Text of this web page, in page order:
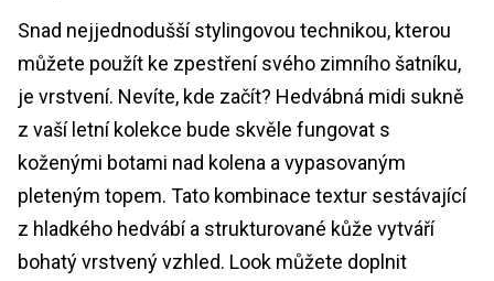
Snad nejjednodušší stylingovou technikou, kterou
můžete použít ke zpestření svého zimního šatníku,
je vrstvení. Nevíte, kde začít? Hedvábná midi sukně
z vaší letní kolekce bude skvěle fungovat s
koženými botami nad kolena a vypasovaným
pleteným topem. Tato kombinace textur sestávající
z hladkého hedvábí a strukturované kůže vytváří
bohatý vrstvený vzhled. Look můžete doplnit